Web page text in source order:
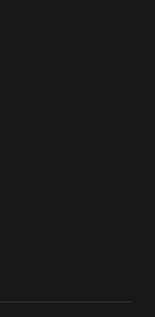
link) link)
(external